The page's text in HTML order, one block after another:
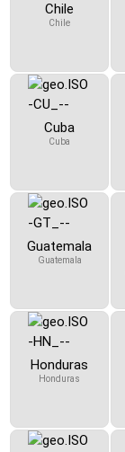
Chile
Chile
Cuba
Cuba
Guatemala
Guatemala
Honduras
Honduras